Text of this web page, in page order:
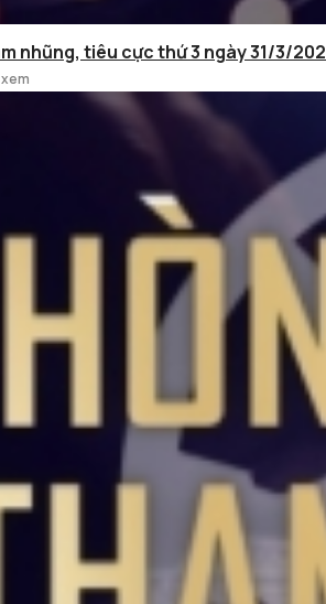
nhũng, tiêu cực thứ 3 ngày 31/3/